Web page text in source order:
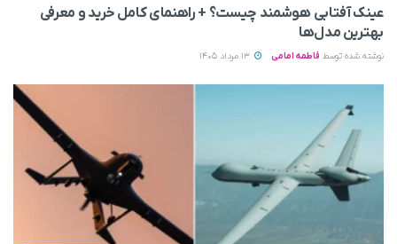
عینک آفتابی هوشمند چیست؟ + راهنمای کامل خرید و معرفی
بهترین مدل‌ها
نوشته شده توسط فاطمه امامی